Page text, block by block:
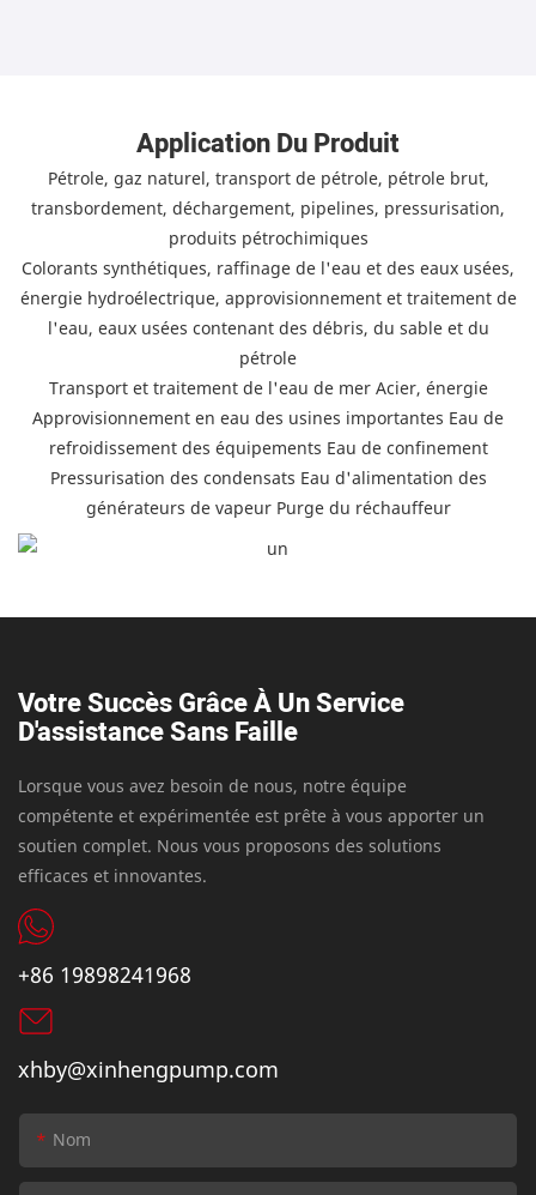
Application Du Produit
Pétrole, gaz naturel, transport de pétrole, pétrole brut,
transbordement, déchargement, pipelines, pressurisation,
produits pétrochimiques
Colorants synthétiques, raffinage de l'eau et des eaux usées,
énergie hydroélectrique, approvisionnement et traitement de
l'eau, eaux usées contenant des débris, du sable et du
pétrole
Transport et traitement de l'eau de mer Acier, énergie
Approvisionnement en eau des usines importantes Eau de
refroidissement des équipements Eau de confinement
Pressurisation des condensats Eau d'alimentation des
générateurs de vapeur Purge du réchauffeur
Votre Succès Grâce À Un Service
D'assistance Sans Faille
Lorsque vous avez besoin de nous, notre équipe
compétente et expérimentée est prête à vous apporter un
soutien complet. Nous vous proposons des solutions
efficaces et innovantes.
+86 19898241968
xhby@xinhengpump.com
Nom